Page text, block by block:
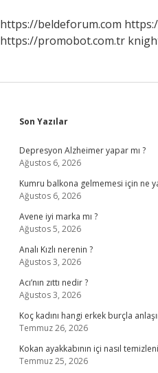
https://beldeforum.com
https://promobot.com.tr
Sidebar
Son Yazılar
Depresyon Alzheimer yapar mı ?
Ağustos 6, 2026
Kumru balkona gelmemesi için ne
Ağustos 6, 2026
Avene iyi marka mı ?
Ağustos 5, 2026
Analı Kızlı nerenin ?
Ağustos 3, 2026
Acı’nın zıttı nedir ?
Ağustos 3, 2026
Koç kadını hangi erkek burçla
Temmuz 26, 2026
Kokan ayakkabının içi nasıl
Temmuz 25, 2026